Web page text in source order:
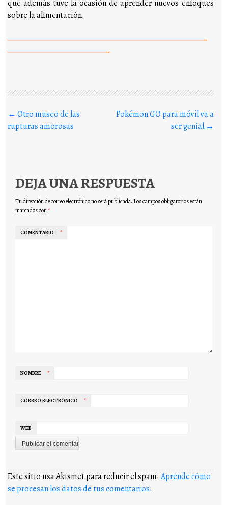
que además tuve la ocasión de aprender nuevos enfoques
sobre la alimentación.
————————————————————————————
——————————————-
Buscar en los posts
← Otro museo de las
rupturas amorosas
Pokémon GO para móvil va a
ser genial →
DEJA UNA RESPUESTA
Tu dirección de correo electrónico no será publicada. Los campos obligatorios están
marcados con*
COMENTARIO *
NOMBRE *
CORREO ELECTRÓNICO *
WEB
Este sitio usa Akismet para reducir el spam.Aprende cómo
se procesan los datos de tus comentarios.